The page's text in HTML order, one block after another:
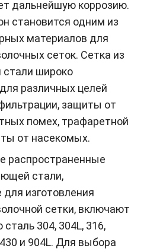
дальнейшую коррозию.
становится одним из
материалов для
сеток. Сетка из
широко
различных целей
защиты от
помех, трафаретной
от насекомых.
распространенные
стали,
изготовления
сетки, включают
304, 304L, 316,
и 904L. Для выбора